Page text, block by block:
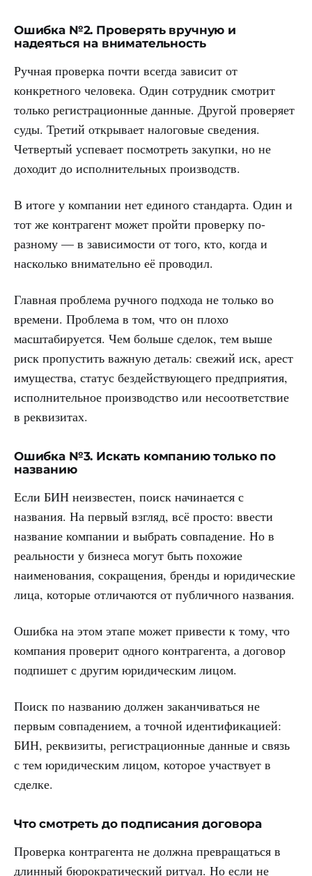
Ошибка №2. Проверять вручную и
надеяться на внимательность
Ручная проверка почти всегда зависит от
конкретного человека. Один сотрудник смотрит
только регистрационные данные. Другой проверяет
суды. Третий открывает налоговые сведения.
Четвертый успевает посмотреть закупки, но не
доходит до исполнительных производств.
В итоге у компании нет единого стандарта. Один и
тот же контрагент может пройти проверку по-
разному — в зависимости от того, кто, когда и
насколько внимательно её проводил.
Главная проблема ручного подхода не только во
времени. Проблема в том, что он плохо
масштабируется. Чем больше сделок, тем выше
риск пропустить важную деталь: свежий иск, арест
имущества, статус бездействующего предприятия,
исполнительное производство или несоответствие
в реквизитах.
Ошибка №3. Искать компанию только по
названию
Если БИН неизвестен, поиск начинается с
названия. На первый взгляд, всё просто: ввести
название компании и выбрать совпадение. Но в
реальности у бизнеса могут быть похожие
наименования, сокращения, бренды и юридические
лица, которые отличаются от публичного названия.
Ошибка на этом этапе может привести к тому, что
компания проверит одного контрагента, а договор
подпишет с другим юридическим лицом.
Поиск по названию должен заканчиваться не
первым совпадением, а точной идентификацией:
БИН, реквизиты, регистрационные данные и связь
с тем юридическим лицом, которое участвует в
сделке.
Что смотреть до подписания договора
Проверка контрагента не должна превращаться в
длинный бюрократический ритуал. Но если не